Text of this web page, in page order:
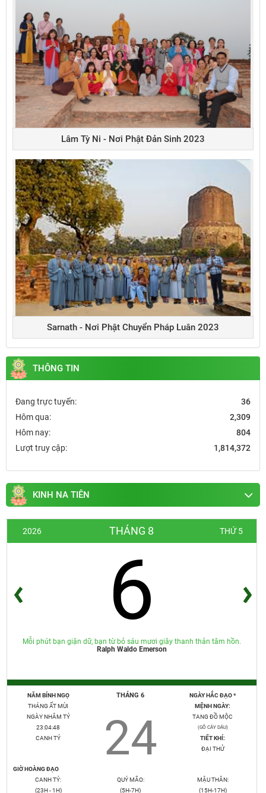
Lâm Tỳ Ni - Nơi Phật Đản Sinh 2023
Sarnath - Nơi Phật Chuyển Pháp Luân 2023
THÔNG TIN
Đang trực tuyến:
36
Hôm qua:
2,309
Hôm nay:
804
Lượt truy cập:
1,814,372
KINH NA TIÊN
2026 THÁNG 8 THỨ 5
6
Mỗi phút bạn giận dữ, bạn từ bỏ sáu mươi giây thanh thản tâm hồn.
Ralph Waldo Emerson
NĂM BÍNH NGỌ
THÁNG ẤT MÙI
NGÀY NHÂM TÝ
23:04:49
CANH TÝ
THÁNG 6
24
NGÀY HẮC ĐẠO *
MỆNH NGÀY:
TANG ĐỒ MỘC
(GỖ CÂY DÂU)
TIẾT KHÍ:
ĐẠI THỬ
GIỜ HOÀNG ĐẠO
CANH TÝ:
(23H - 1H)
QUÝ MÃO:
(5H-7H)
MẬU THÂN:
(15H-17H)